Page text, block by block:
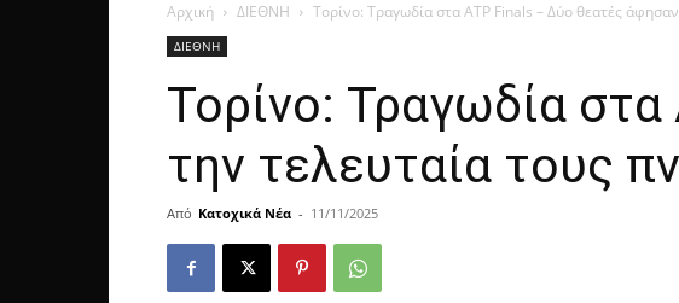
Αρχική ΔΙΕΘΝΗ Τορίνο: Τραγωδία στα ATP Finals – Δύο θεατές
ΔΙΕΘΝΗ
Τορίνο: Τραγωδία
την τελευταία τους
Από Κατοχικά Νέα - 11/11/2025